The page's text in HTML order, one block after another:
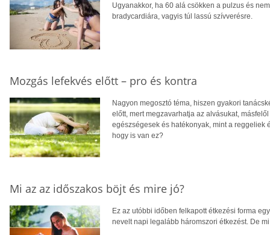
Ugyanakkor, ha 60 alá csökken a pulzus és
bradycardiára, vagyis túl lassú szívverésre.
Mozgás lefekvés előtt – pro és kontra
Nagyon megosztó téma, hiszen gyakori
előtt, mert megzavarhatja az alvásukat,
egészségesek és hatékonyak, mint a reggeliek
hogy is van ez?
Mi az az időszakos böjt és mire jó?
Ez az utóbbi időben felkapott étkezési forma
nevelt napi legalább háromszori étkezést. De